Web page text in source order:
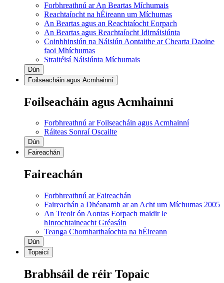
Forbhreathnú ar An Beartas Míchumais
Reachtaíocht na hÉireann um Míchumas
An Beartas agus an Reachtaíocht Eorpach
An Beartas agus Reachtaíocht Idirnáisiúnta
Coinbhinsiún na Náisiún Aontaithe ar Chearta Daoine
faoi Mhíchumas
Straitéisí Náisiúnta Míchumais
Dún
Foilseacháin agus Acmhainní
Foilseacháin agus Acmhainní
Forbhreathnú ar Foilseacháin agus Acmhainní
Ráiteas Sonraí Oscailte
Dún
Faireachán
Faireachán
Forbhreathnú ar Faireachán
Faireachán a Dhéanamh ar an Acht um Míchumas 2005
An Treoir ón Aontas Eorpach maidir le
hInrochtaineacht Gréasáin
Teanga Chomharthaíochta na hÉireann
Dún
Topaicí
Brabhsáil de réir Topaic